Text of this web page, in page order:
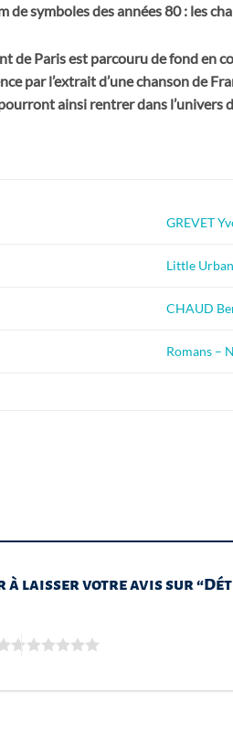
symboles des années 80 : les
de Paris est parcouru de fond en
par l’extrait d’une chanson de
ainsi rentrer dans l’univers
GREVET
Little Urban
CHAUD
Romans –
à laisser votre avis sur